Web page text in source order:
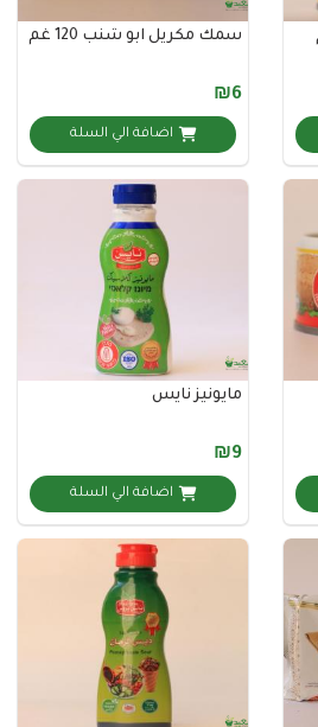
سمك مكريل ابو شنب 120 غم
اضافة الي السلة
مايونيز نايس
اضافة الي السلة